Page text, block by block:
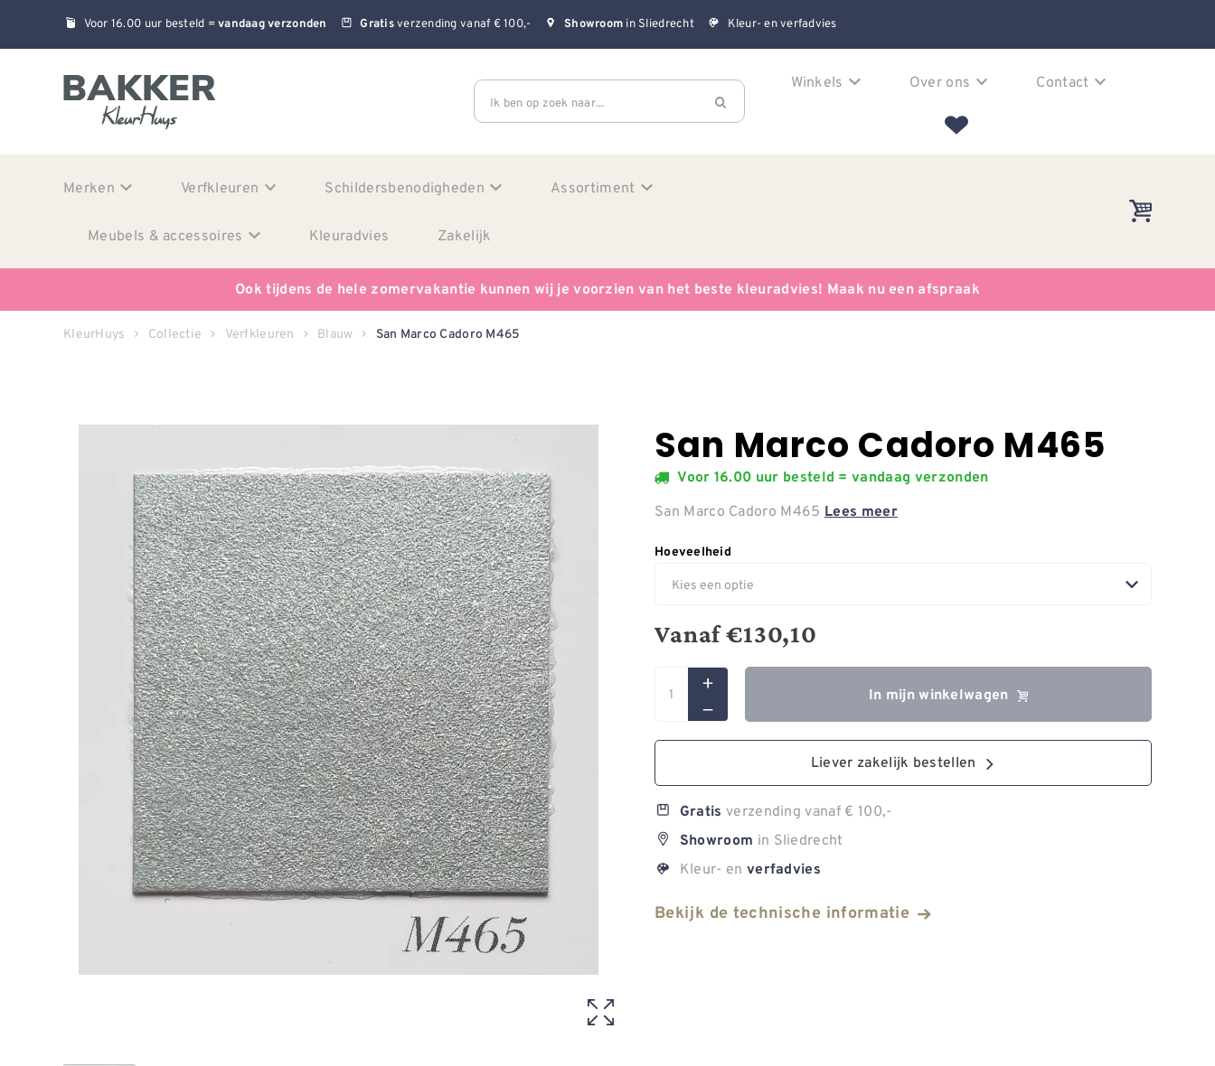
Voor 16.00 uur besteld =vandaag verzonden Gratisverzending vanaf € 100,- Showroom in Sliedrecht Kleur- en verfadvies
Ik ben op zoek naar...
Winkels Over ons Contact
Merken Verfkleuren Schildersbenodigheden Assortiment
Meubels & accessoires Kleuradvies Zakelijk
Ook tijdens de hele zomervakantie kunnen wij je voorzien van het beste kleuradvies! Maak nu een afspraak
KleurHuys Collectie Verfkleuren Blauw San Marco Cadoro M465
San Marco Cadoro M465
Voor 16.00 uur besteld = vandaag verzonden
San Marco Cadoro M465 Lees meer
Hoeveelheid
Vanaf€130,10
In mijn winkelwagen
Liever zakelijk bestellen
Gratis verzending vanaf € 100,-
Showroom in Sliedrecht
Kleur- en verfadvies
Bekijk de technische informatie